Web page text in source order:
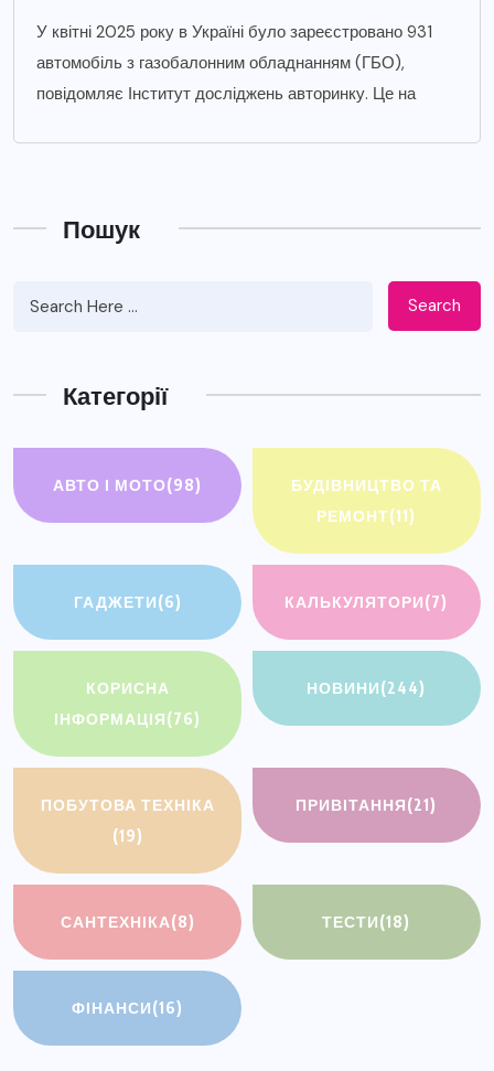
У квітні 2025 року в Україні було зареєстровано 931
автомобіль з газобалонним обладнанням (ГБО),
повідомляє Інститут досліджень авторинку. Це на
Пошук
Search
Категорії
АВТО І МОТО(98)
БУДІВНИЦТВО ТА
РЕМОНТ(11)
ГАДЖЕТИ(6) КАЛЬКУЛЯТОРИ(7)
КОРИСНА
ІНФОРМАЦІЯ(76)
НОВИНИ(244)
ПОБУТОВА ТЕХНІКА
(19)
ПРИВІТАННЯ(21)
САНТЕХНІКА(8) ТЕСТИ(18)
ФІНАНСИ(16)